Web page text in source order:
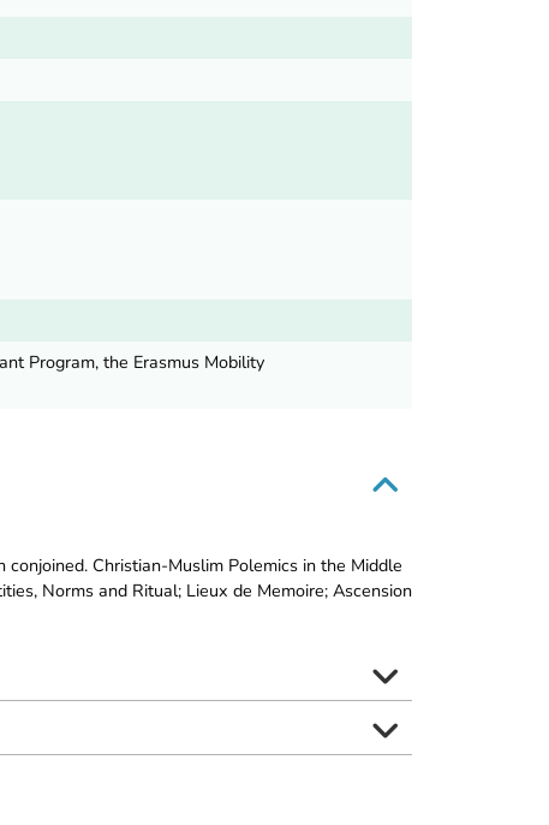
Program, the Erasmus Mobility
Christian-Muslim Polemics in the Middle
Norms and Ritual; Lieux de Memoire; Ascension